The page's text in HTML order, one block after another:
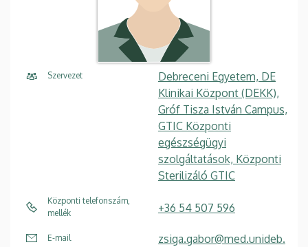
Szervezet
Debreceni Egyetem, DE
Klinikai Központ (DEKK),
Gróf Tisza István Campus,
GTIC Központi
egészségügyi
szolgáltatások, Központi
Sterilizáló GTIC
Központi telefonszám,
mellék
+36 54 507 596
E-mail
zsiga.gabor@med.unideb.